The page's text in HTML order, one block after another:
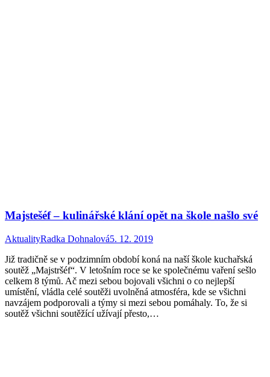
Majstešéf – kulinářské klání opět na škole našlo své
AktualityRadka Dohnalová5. 12. 2019
Již tradičně se v podzimním období koná na naší škole kuchařská
soutěž „Majstršéf“. V letošním roce se ke společnému vaření sešlo
celkem 8 týmů. Ač mezi sebou bojovali všichni o co nejlepší
umístění, vládla celé soutěži uvolněná atmosféra, kde se všichni
navzájem podporovali a týmy si mezi sebou pomáhaly. To, že si
soutěž všichni soutěžící užívají přesto,…